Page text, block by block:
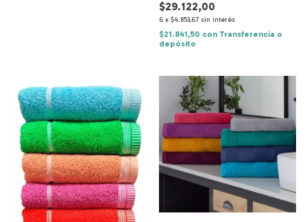
$29.122,00
6 x $4.853,67 sin interés
$21.841,50 con Transferencia o
depósito